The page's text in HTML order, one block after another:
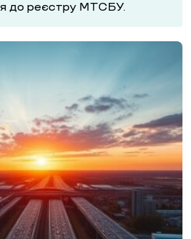
до реєстру МТСБУ.